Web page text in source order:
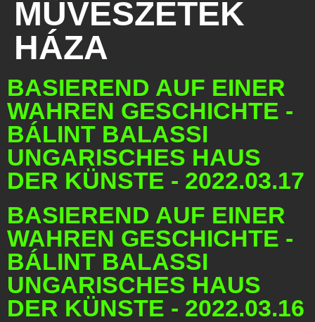
MŰVÉSZETEK
HÁZA
BASIEREND AUF EINER
WAHREN GESCHICHTE -
BÁLINT BALASSI
UNGARISCHES HAUS
DER KÜNSTE - 2022.03.17
BASIEREND AUF EINER
WAHREN GESCHICHTE -
BÁLINT BALASSI
UNGARISCHES HAUS
DER KÜNSTE - 2022.03.16